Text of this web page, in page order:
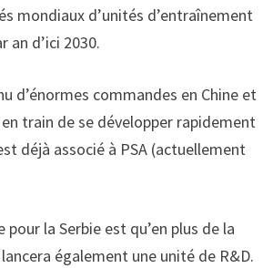
mondiaux d’unités d’entraînement
an d’ici 2030.
d’énormes commandes en Chine et
train de se développer rapidement
déjà associé à PSA (actuellement
pour la Serbie est qu’en plus de la
également une unité de R&D.